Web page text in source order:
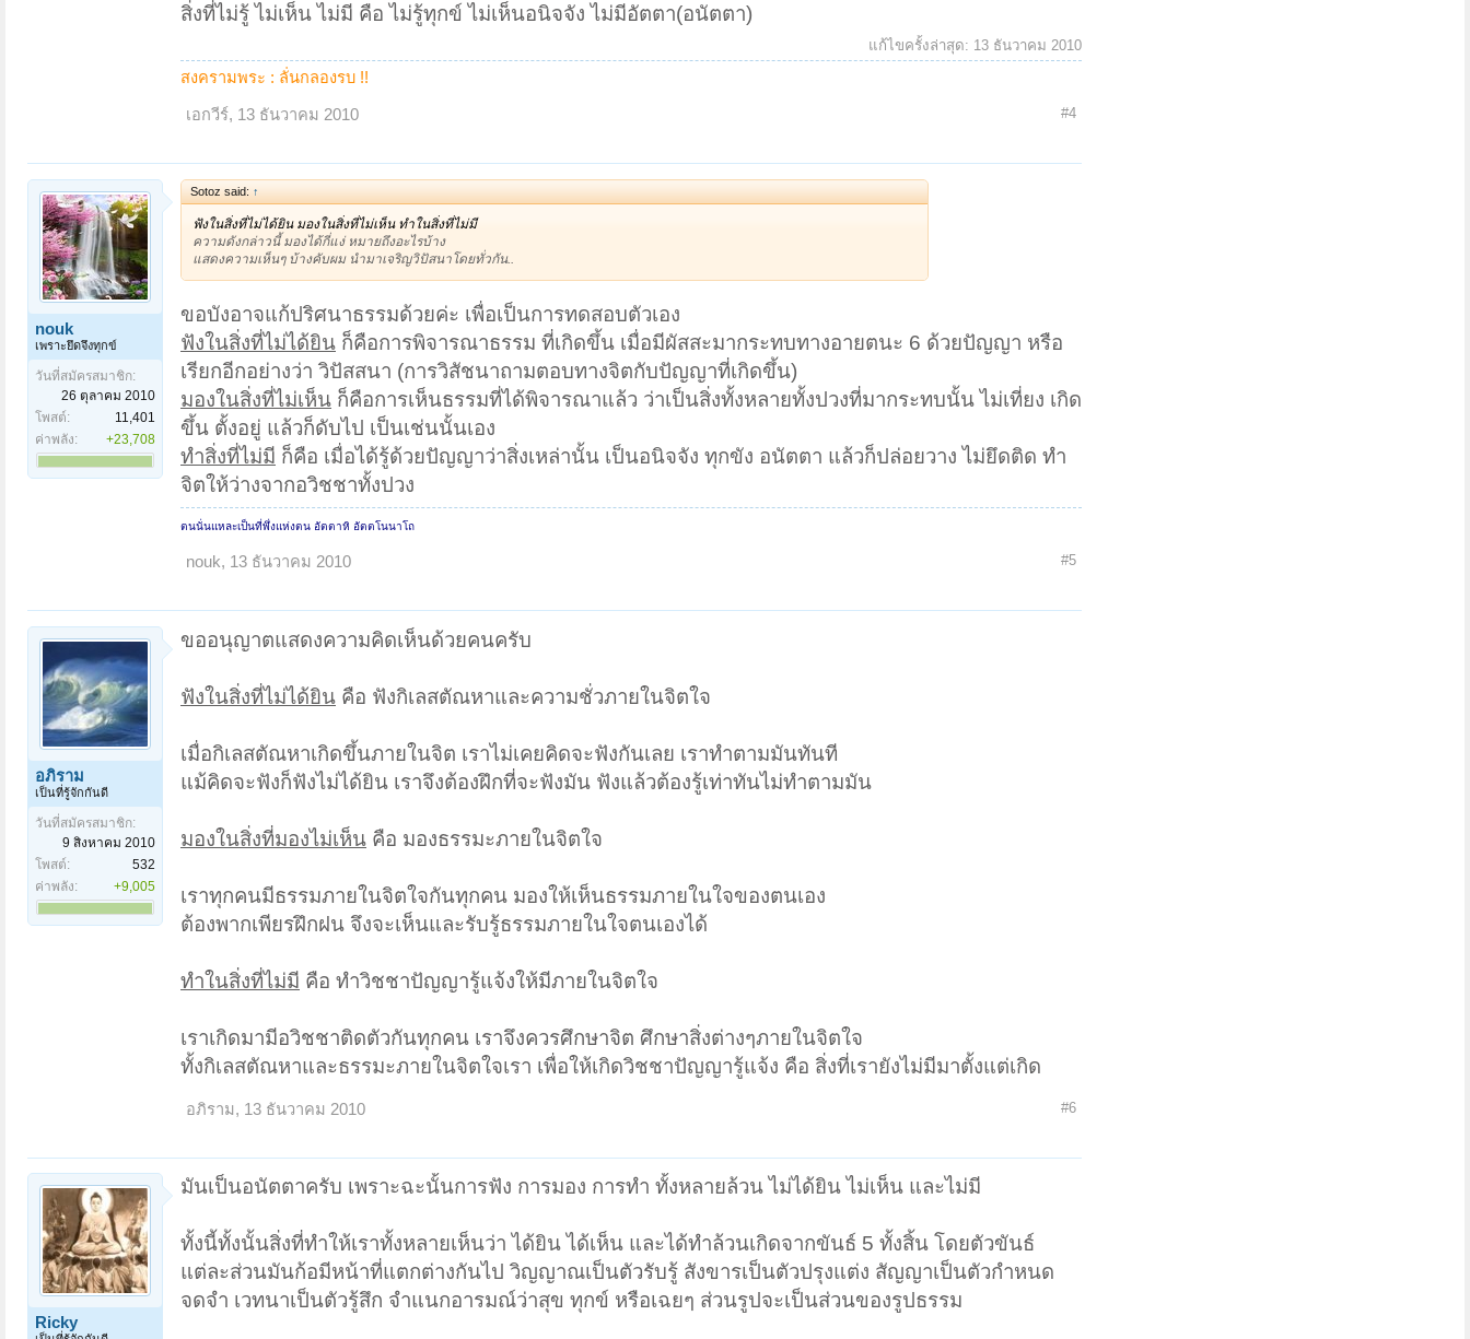
สิ่งที่ไม่รู้ ไม่เห็น ไม่มี คือ ไม่รู้ทุกข์ ไม่เห็นอนิจจัง ไม่มีอัตตา(อนัตตา)
แก้ไขครั้งล่าสุด: 13 ธันวาคม 2010
สงครามพระ : ลั่นกลองรบ !!
เอกวีร์, 13 ธันวาคม 2010 #4
nouk
เพราะยึดจึงทุกข์
วันที่สมัครสมาชิก:
26 ตุลาคม 2010
โพสต์:
11,401
ค่าพลัง:
+23,708
Sotoz said: ↑
ฟังในสิ่งที่ไม่ได้ยิน มองในสิ่งที่ไม่เห็น ทำในสิ่งที่ไม่มี
ความดังกล่าวนี้ มองได้กี่แง่ หมายถึงอะไรบ้าง
แสดงความเห็นๆ บ้างคับผม นำมาเจริญวิปัสนาโดยทั่วกัน..
ขอบังอาจแก้ปริศนาธรรมด้วยค่ะ เพื่อเป็นการทดสอบตัวเอง
ฟังในสิ่งที่ไม่ได้ยิน ก็คือการพิจารณาธรรม ที่เกิดขึ้น เมื่อมีผัสสะมากระทบทางอายตนะ 6 ด้วยปัญญา หรือ
เรียกอีกอย่างว่า วิปัสสนา (การวิสัชนาถามตอบทางจิตกับปัญญาที่เกิดขึ้น)
มองในสิ่งที่ไม่เห็น ก็คือการเห็นธรรมที่ได้พิจารณาแล้ว ว่าเป็นสิ่งทั้งหลายทั้งปวงที่มากระทบนั้น ไม่เที่ยง เกิด
ขึ้น ตั้งอยู่ แล้วก็ดับไป เป็นเช่นนั้นเอง
ทำสิ่งที่ไม่มี ก็คือ เมื่อได้รู้ด้วยปัญญาว่าสิ่งเหล่านั้น เป็นอนิจจัง ทุกขัง อนัตตา แล้วก็ปล่อยวาง ไม่ยึดติด ทำ
จิตให้ว่างจากอวิชชาทั้งปวง
ตนนั่นแหละเป็นที่พึ่งแห่งตน อัตตาหิ อัตตโนนาโถ
nouk, 13 ธันวาคม 2010 #5
อภิราม
เป็นที่รู้จักกันดี
วันที่สมัครสมาชิก:
9 สิงหาคม 2010
โพสต์:
532
ค่าพลัง:
+9,005
ขออนุญาตแสดงความคิดเห็นด้วยคนครับ
ฟังในสิ่งที่ไม่ได้ยิน คือ ฟังกิเลสตัณหาและความชั่วภายในจิตใจ
เมื่อกิเลสตัณหาเกิดขึ้นภายในจิต เราไม่เคยคิดจะฟังกันเลย เราทำตามมันทันที
แม้คิดจะฟังก็ฟังไม่ได้ยิน เราจึงต้องฝึกที่จะฟังมัน ฟังแล้วต้องรู้เท่าทันไม่ทำตามมัน
มองในสิ่งที่มองไม่เห็น คือ มองธรรมะภายในจิตใจ
เราทุกคนมีธรรมภายในจิตใจกันทุกคน มองให้เห็นธรรมภายในใจของตนเอง
ต้องพากเพียรฝึกฝน จึงจะเห็นและรับรู้ธรรมภายในใจตนเองได้
ทำในสิ่งที่ไม่มี คือ ทำวิชชาปัญญารู้แจ้งให้มีภายในจิตใจ
เราเกิดมามีอวิชชาติดตัวกันทุกคน เราจึงควรศึกษาจิต ศึกษาสิ่งต่างๆภายในจิตใจ
ทั้งกิเลสตัณหาและธรรมะภายในจิตใจเรา เพื่อให้เกิดวิชชาปัญญารู้แจ้ง คือ สิ่งที่เรายังไม่มีมาตั้งแต่เกิด
อภิราม, 13 ธันวาคม 2010 #6
Ricky
มันเป็นอนัตตาครับ เพราะฉะนั้นการฟัง การมอง การทำ ทั้งหลายล้วน ไม่ได้ยิน ไม่เห็น และไม่มี
ทั้งนี้ทั้งนั้นสิ่งที่ทำให้เราทั้งหลายเห็นว่า ได้ยิน ได้เห็น และได้ทำล้วนเกิดจากขันธ์ 5 ทั้งสิ้น โดยตัวขันธ์
แต่ละส่วนมันก้อมีหน้าที่แตกต่างกันไป วิญญาณเป็นตัวรับรู้ สังขารเป็นตัวปรุงแต่ง สัญญาเป็นตัวกำหนด
จดจำ เวทนาเป็นตัวรู้สึก จำแนกอารมณ์ว่าสุข ทุกข์ หรือเฉยๆ ส่วนรูปจะเป็นส่วนของรูปธรรม